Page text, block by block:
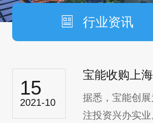
行业资讯
15
2021-10
宝能收购上
据悉，宝能创
注投资兴办实